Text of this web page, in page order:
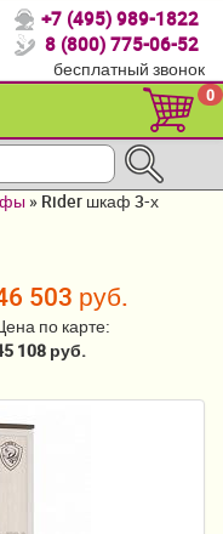
+7 (495) 989-1822
8 (800) 775-06-52
бесплатный звонок
0
» Rider шкаф 3-х
503 руб.
по карте:
108 руб.